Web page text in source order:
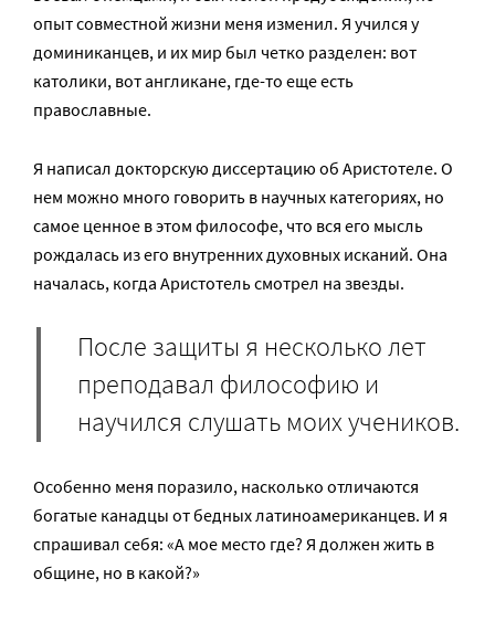
опыт совместной жизни меня изменил. Я учился у
доминиканцев, и их мир был четко разделен: вот
католики, вот англикане, где-то еще есть
православные.
Я написал докторскую диссертацию об Аристотеле. О
нем можно много говорить в научных категориях, но
самое ценное в этом философе, что вся его мысль
рождалась из его внутренних духовных исканий. Она
началась, когда Аристотель смотрел на звезды.
После защиты я несколько лет
преподавал философию и
научился слушать моих учеников.
Особенно меня поразило, насколько отличаются
богатые канадцы от бедных латиноамериканцев. И я
спрашивал себя: «А мое место где? Я должен жить в
общине, но в какой?»